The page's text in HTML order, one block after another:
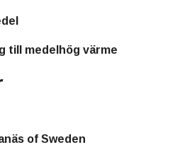
till medelhög värme
of Sweden